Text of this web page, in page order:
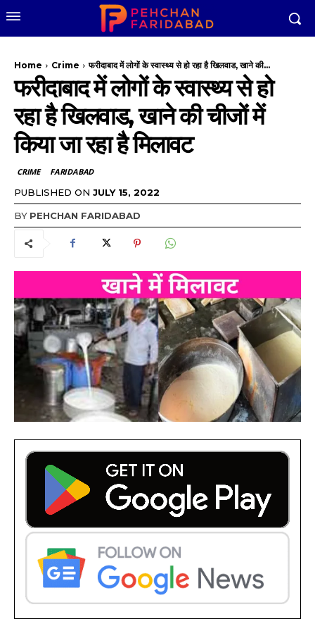
Home Crime फरीदाबाद में लोगों के स्वास्थ्य से हो रहा है खिलवाड, खाने की...
फरीदाबाद में लोगों के स्वास्थ्य से हो
रहा है खिलवाड, खाने की चीजों में
किया जा रहा है मिलावट
CRIME FARIDABAD
PUBLISHED ON JULY 15, 2022
BY PEHCHAN FARIDABAD